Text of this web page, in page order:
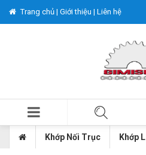
Trang chủ | Giới thiệu | Liên hệ
Khớp Nối Trục Khớp L